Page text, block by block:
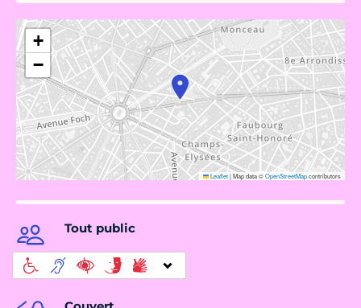
+
−
Leaflet|Map data ©OpenStreetMapcontributors
Tout public